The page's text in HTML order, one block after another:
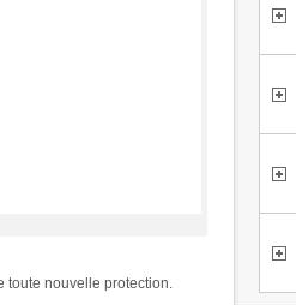
toute nouvelle protection.